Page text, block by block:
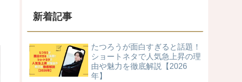
新着記事
たつろうが面白すぎると話題！
ショートネタで人気急上昇の理
由や魅力を徹底解説【2026
年】